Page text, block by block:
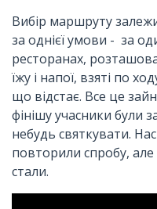
Вибір маршруту
за однієї умови - за
ресторанах,
їжу і напої, взяті по
що відстає. Все це
фінішу учасники
небудь святкувати.
повторили спробу,
стали.